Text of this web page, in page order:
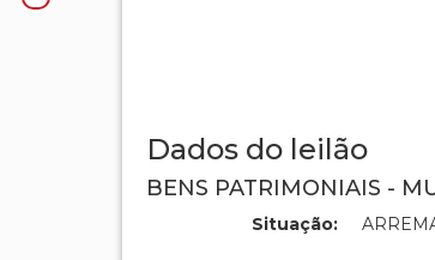
Dados do leilão
BENS PATRIMONIAIS -
Situação: